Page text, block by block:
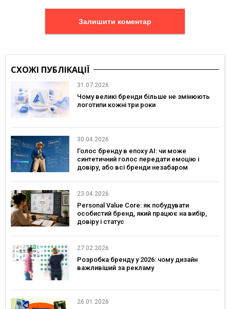
Залишити коментар
СХОЖІ ПУБЛІКАЦІЇ
31.07.2026
Чому великі бренди більше не змінюють
логотипи кожні три роки
30.04.2026
Голос бренду в епоху АІ: чи може
синтетичний голос передати емоцію і
довіру, або всі бренди незабаром
23.04.2026
Personal Value Core: як побудувати
особистий бренд, який працює на вибір,
довіру і статус
27.02.2026
Розробка бренду у 2026: чому дизайн
важливіший за рекламу
26.01.2026